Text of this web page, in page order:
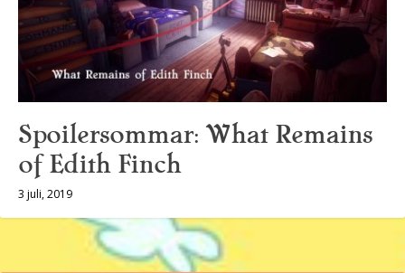
Spoilersommar: What Remains
of Edith Finch
3 juli, 2019